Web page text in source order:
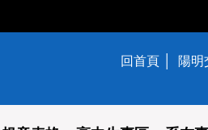
回首頁 陽明